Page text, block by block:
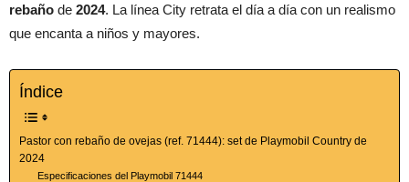
rebaño de 2024. La línea City retrata el día a día con un realismo
que encanta a niños y mayores.
Índice
Pastor con rebaño de ovejas (ref. 71444): set de Playmobil Country de
2024
Especificaciones del Playmobil 71444